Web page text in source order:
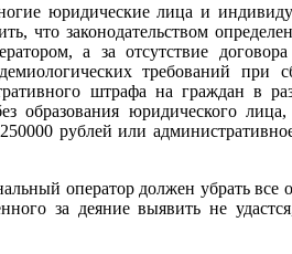
юридические лица и
что законодательством
а за отсутствие договора
требований при
штрафа на граждан в
образования юридического
рублей или
оператор должен убрать все
за деяние выявить не